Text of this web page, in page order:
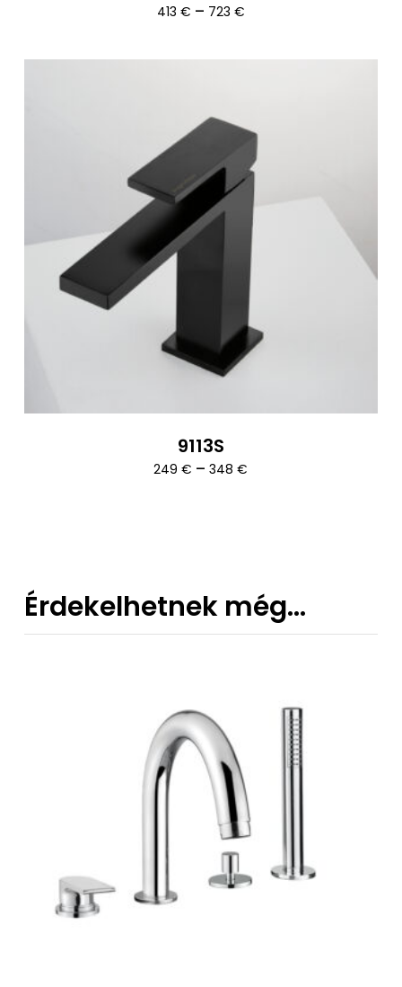
413 € – 723 €Ártartomány:
9113S
249€ – 348€
Érdekelhetnek még…